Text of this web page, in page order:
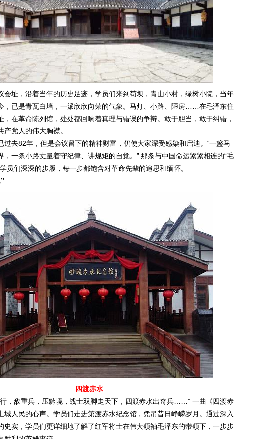
址，沿着当年的历史足迹，学员们来到苟坝，青山小村，绿树小院，当年
，已是青瓦白墙，一派欣欣向荣的气象。马灯、小路、陋房……在毛泽东住
，在革命陈列馆，处处都回响着真理与错误的争辩。敢于胆当，敢于纠错，
产党人的伟大胸襟。
去82年，但是会议留下的精神财富，仍使大家深受感染和启迪。“一盏马
，一条小路丈量着守纪律、讲规矩的自觉。” 那条与中国命运紧紧相连的“毛
员们深深的步履，每一步都饱含对革命先辈的追思和缅怀。
四渡赤水
敌重兵，压黔境，战士双脚走天下，四渡赤水出奇兵……” 一曲《四渡赤
城人民的心声。学员们走进第渡赤水纪念馆，凭吊昔日峥嵘岁月。通过深入
史实，学员们更详细地了解了红军将士在伟大领袖毛泽东的带领下，一步步